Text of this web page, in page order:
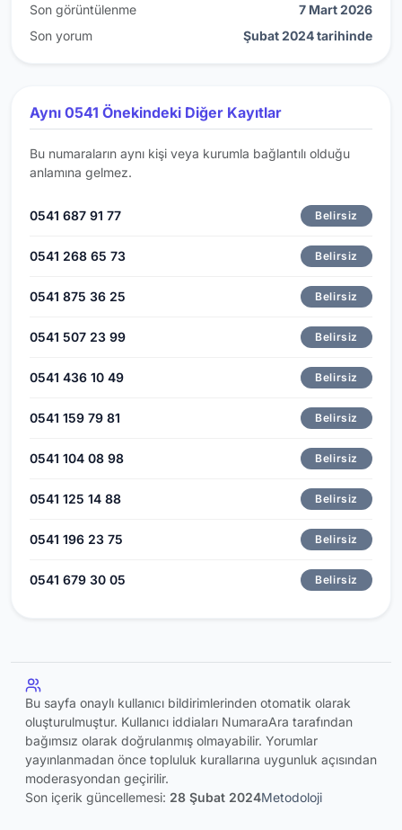
Son görüntülenme
7 Mart 2026
Son yorum
Şubat 2024 tarihinde
Aynı 0541 Önekindeki Diğer Kayıtlar
Bu numaraların aynı kişi veya kurumla bağlantılı olduğu
anlamına gelmez.
0541 687 91 77 Belirsiz
0541 268 65 73 Belirsiz
0541 875 36 25 Belirsiz
0541 507 23 99 Belirsiz
0541 436 10 49 Belirsiz
0541 159 79 81 Belirsiz
0541 104 08 98 Belirsiz
0541 125 14 88 Belirsiz
0541 196 23 75 Belirsiz
0541 679 30 05 Belirsiz
Bu sayfa onaylı kullanıcı bildirimlerinden otomatik olarak
oluşturulmuştur. Kullanıcı iddiaları NumaraAra tarafından
bağımsız olarak doğrulanmış olmayabilir. Yorumlar
yayınlanmadan önce topluluk kurallarına uygunluk açısından
moderasyondan geçirilir.
Son içerik güncellemesi: 28 Şubat 2024Metodoloji